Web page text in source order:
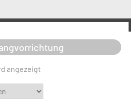
>
angezeigt